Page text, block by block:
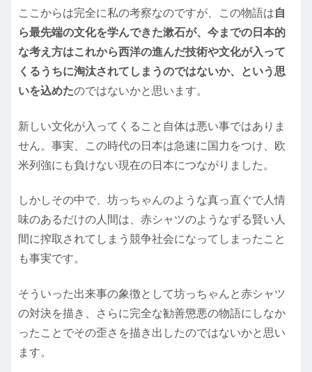
ここからは完全に私の考察なのですが、この物語は自
ら最先端の文化を学んできた漱石が、今までの日本的
な考え方はこれから西洋の進んだ技術や文化が入って
くるうちに淘汰されてしまうのではないか、という思
いを込めたのではないかと思います。
新しい文化が入ってくること自体は悪い事ではありま
せん。事実、この時代の日本は急速に国力をつけ、欧
米列強にも負けない現在の日本につながりました。
しかしその中で、坊っちゃんのような真っ直ぐで人情
味のあるだけの人間は、赤シャツのようなずる賢い人
間に搾取されてしまう競争社会になってしまったこと
も事実です。
そういった出来事の象徴として坊っちゃんと赤シャツ
の対決を描き、さらに完全な勧善懲悪の物語にしなか
ったことでその歪さを描き出したのではないかと思い
ます。